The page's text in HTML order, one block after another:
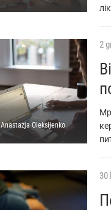
Anastazja Oleksijenko
2
30